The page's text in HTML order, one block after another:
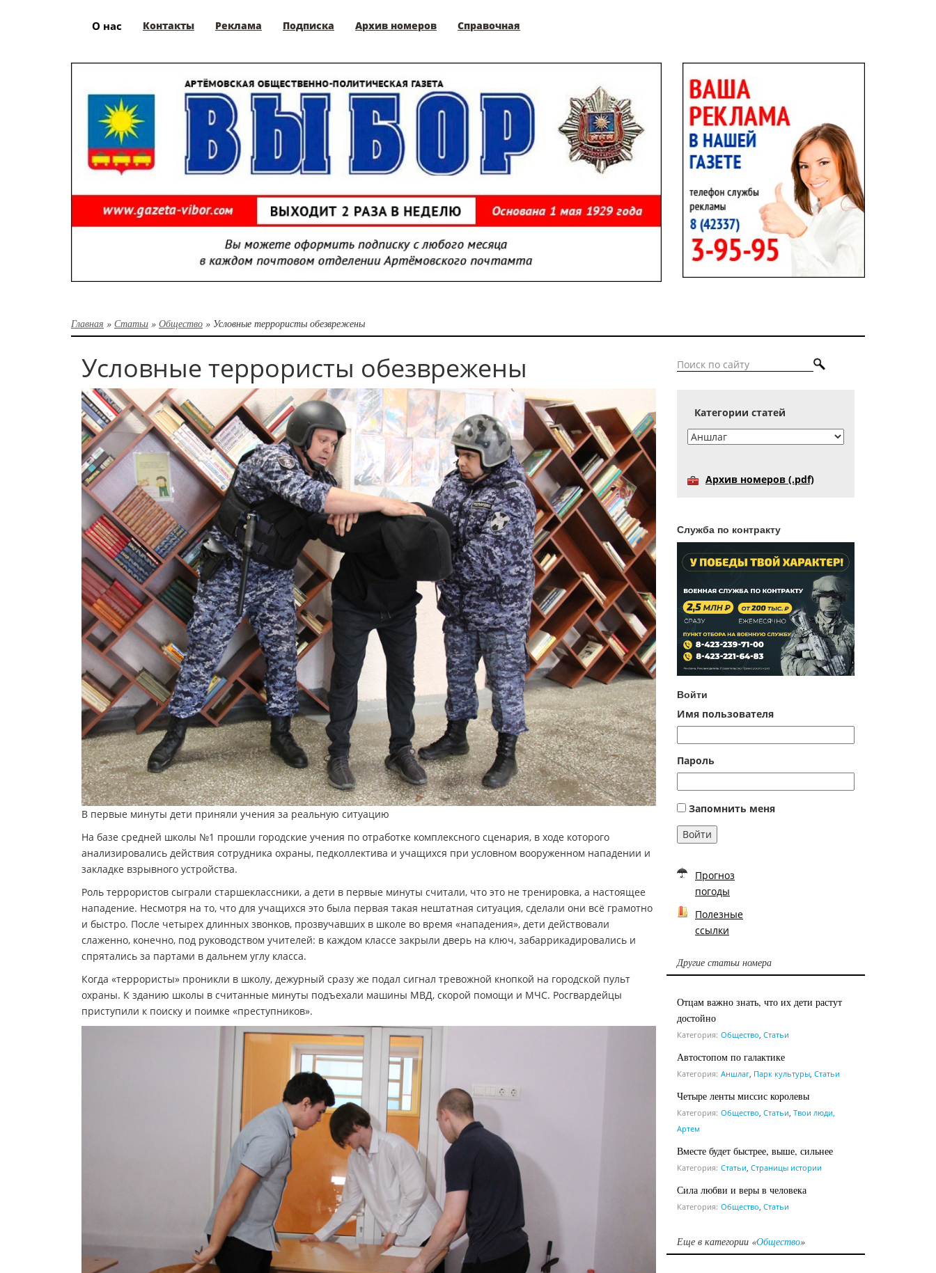
О нас Контакты Реклама Подписка Архив номеров Справочная
Главная » Статьи » Общество » Условные террористы обезврежены
Условные террористы обезврежены
В первые минуты дети приняли учения за реальную ситуацию
На базе средней школы №1 прошли городские учения по отработке комплексного сценария, в ходе которого
анализировались действия сотрудника охраны, педколлектива и учащихся при условном вооруженном нападении и
закладке взрывного устройства.
Роль террористов сыграли старшеклассники, а дети в первые минуты считали, что это не тренировка, а настоящее
нападение. Несмотря на то, что для учащихся это была первая такая нештатная ситуация, сделали они всё грамотно
и быстро. После четырех длинных звонков, прозвучавших в школе во время «нападения», дети действовали
слаженно, конечно, под руководством учителей: в каждом классе закрыли дверь на ключ, забаррикадировались и
спрятались за партами в дальнем углу класса.
Когда «террористы» проникли в школу, дежурный сразу же подал сигнал тревожной кнопкой на городской пульт
охраны. К зданию школы в считанные минуты подъехали машины МВД, скорой помощи и МЧС. Росгвардейцы
приступили к поиску и поимке «преступников».
Категории статей
Архив номеров (.pdf)
Служба по контракту
Войти
Имя пользователя
Пароль
Запомнить меня
Войти
Прогноз
погоды
Полезные
ссылки
Другие статьи номера
Отцам важно знать, что их дети растут
достойно
Категория: Общество Статьи
Автостопом по галактике
Категория: Аншлаг Парк культуры Статьи
Четыре ленты миссис королевы
Категория: Общество Статьи Твои люди,
Артем
Вместе будет быстрее, выше, сильнее
Категория: Статьи Страницы истории
Сила любви и веры в человека
Категория: Общество Статьи
Еще в категории «Общество»